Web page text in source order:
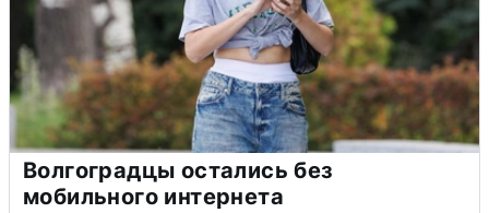
Волгоградцы остались без
мобильного интернета